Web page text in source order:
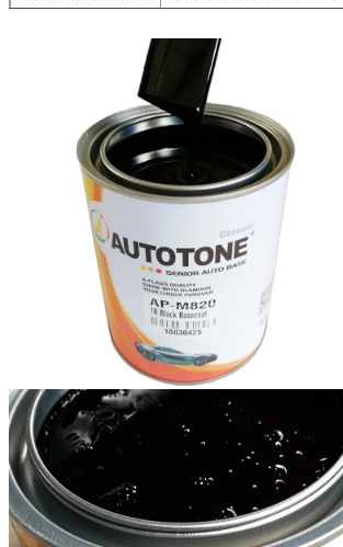
P1000 lijado húmedo
1LX12 latas/Ctn, 3.75LX4
1LX12 latas /Cartón, 3.75LX4
5 años si se mantiene en un
5 años si se mantiene en un